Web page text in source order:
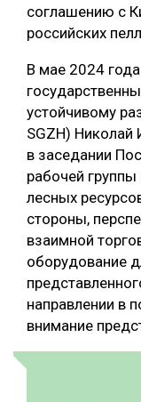
соглашению с
российских
В мае 2024
устойчивому
SGZH) Николай
в заседании
рабочей
лесных
стороны,
взаимной
оборудование
направлении в
внимание